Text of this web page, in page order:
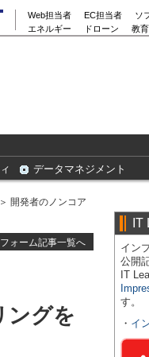
Web担当者 EC担当者
ソ
エネルギー
ドローン 教
データマネジメント
＞ 開発者のノンコア
ォーム記事一覧へ
ングを
IT
イン
公開
IT
す。
・ イ